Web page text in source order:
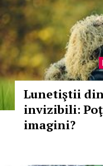
Lunetiştii
invizibili:
imagini?